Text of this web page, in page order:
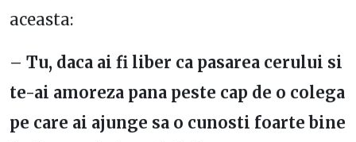
aceasta:
– Tu, daca ai fi liber ca pasarea cerului si
te-ai amoreza pana peste cap de o colega
pe care ai ajunge sa o cunosti foarte bine